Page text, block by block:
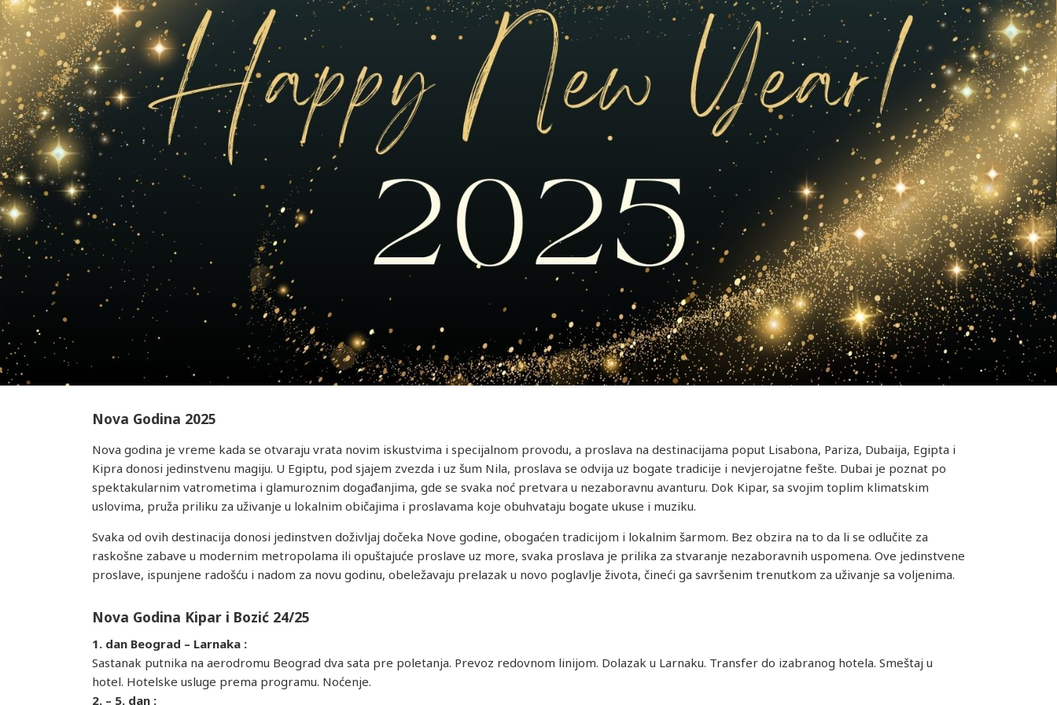
Nova Godina 2025
Nova godina je vreme kada se otvaraju vrata novim iskustvima i specijalnom provodu, a proslava na destinacijama poput Lisabona, Pariza, Dubaija, Egipta i
Kipra donosi jedinstvenu magiju. U Egiptu, pod sjajem zvezda i uz šum Nila, proslava se odvija uz bogate tradicije i nevjerojatne fešte. Dubai je poznat po
spektakularnim vatrometima i glamuroznim događanjima, gde se svaka noć pretvara u nezaboravnu avanturu. Dok Kipar, sa svojim toplim klimatskim
uslovima, pruža priliku za uživanje u lokalnim običajima i proslavama koje obuhvataju bogate ukuse i muziku.
Svaka od ovih destinacija donosi jedinstven doživljaj dočeka Nove godine, obogaćen tradicijom i lokalnim šarmom. Bez obzira na to da li se odlučite za
raskošne zabave u modernim metropolama ili opuštajuće proslave uz more, svaka proslava je prilika za stvaranje nezaboravnih uspomena. Ove jedinstvene
proslave, ispunjene radošću i nadom za novu godinu, obeležavaju prelazak u novo poglavlje života, čineći ga savršenim trenutkom za uživanje sa voljenima.
Nova Godina Kipar i Bozić 24/25
1. dan Beograd – Larnaka :
Sastanak putnika na aerodromu Beograd dva sata pre poletanja. Prevoz redovnom linijom. Dolazak u Larnaku. Transfer do izabranog hotela. Smeštaj u
hotel. Hotelske usluge prema programu. Noćenje.
2. – 5. dan :